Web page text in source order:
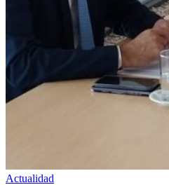
Actualidad